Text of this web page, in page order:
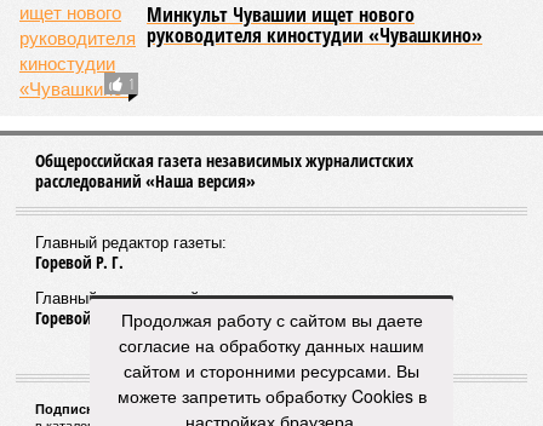
1
Минкульт Чувашии ищет нового
руководителя киностудии «Чувашкино»
Общероссийская газета независимых журналистских
расследований «Наша версия»
Главный редактор газеты:
Горевой Р. Г.
Главный редактор сайта:
Горевой Р. Г.
Подписной индекс газеты «Наша версия»:
Продолжая работу с сайтом вы даете
согласие на обработку данных нашим
сайтом и сторонними ресурсами. Вы
можете запретить обработку Cookies в
настройках браузера.